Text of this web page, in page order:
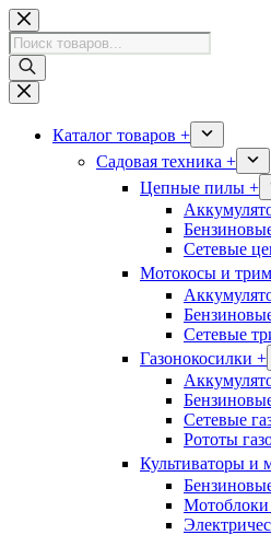
Перейти
к
сути
Поиск
товаров
Каталог товаров +
Садовая техника +
Цепные пилы +
Сетевые
Мотокосы и
Сетевые
Газонокосилки +
Сетевые
Рототы
Культиваторы и